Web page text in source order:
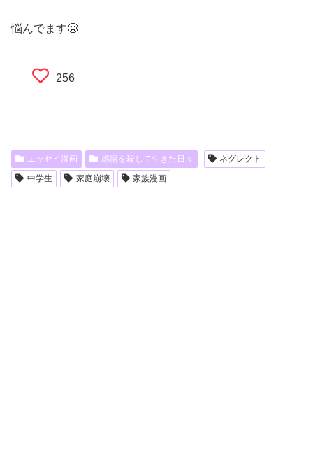
悩んでます🥲
256
エッセイ漫画 感情を殺して生きた日々
ネグレクト
中学生
家庭崩壊 家族漫画